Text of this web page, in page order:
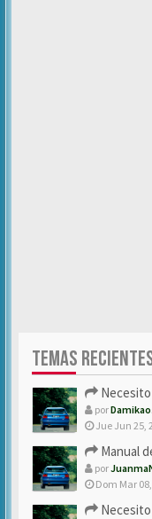
TEMAS
por
Jue Jun 25,
Manual
por
Dom Mar
Necesito